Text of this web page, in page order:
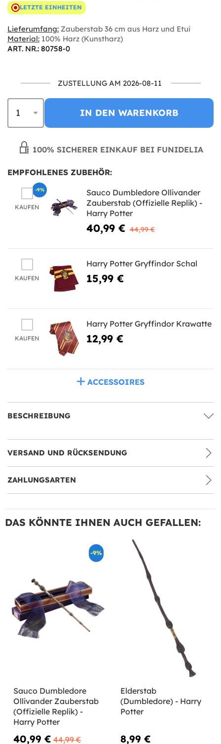
LETZTE EINHEITEN
Lieferumfang: Zauberstab 36 cm aus Harz und Etui
Material: 100% Harz (Kunstharz)
ART. NR.: 80758-0
ZUSTELLUNG AM 2026-08-11
IN DEN WARENKORB
100% SICHERER EINKAUF BEI FUNIDELIA
EMPFOHLENES ZUBEHÖR:
KAUFEN
Sauco Dumbledore Ollivander
Zauberstab (Offizielle Replik) -
Harry Potter
40,99 € 44,99 €
-9%
KAUFEN
Harry Potter Gryffindor Schal
15,99 €
KAUFEN
Harry Potter Gryffindor Krawatte
12,99 €
ACCESSOIRES
BESCHREIBUNG
VERSAND UND RÜCKSENDUNG
ZAHLUNGSARTEN
DAS KÖNNTE IHNEN AUCH GEFALLEN:
-9%
Sauco Dumbledore
Ollivander Zauberstab
(Offizielle Replik) -
Harry Potter
40,99 € 44,99 €
Elderstab
(Dumbledore) - Harry
Potter
8,99 €